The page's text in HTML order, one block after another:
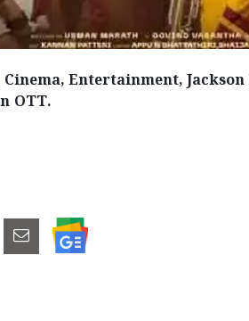
Entertainment,
OTT.